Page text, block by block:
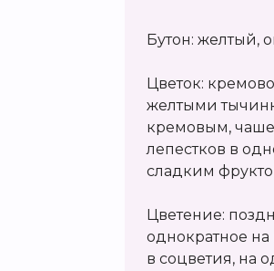
Бутон: желтый,
Цветок:
желтыми
кремовым,
лепестков в
сладким
Цветение:
однократное на
в соцветия, на